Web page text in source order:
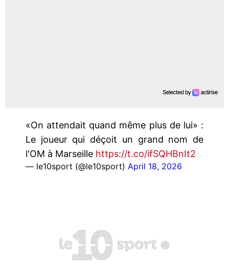
«On attendait quand même plus de lui» :
Le joueur qui déçoit un grand nom de
l'OM à Marseille https://t.co/ifSQHBnIt2
— le10sport (@le10sport) April 18, 2026